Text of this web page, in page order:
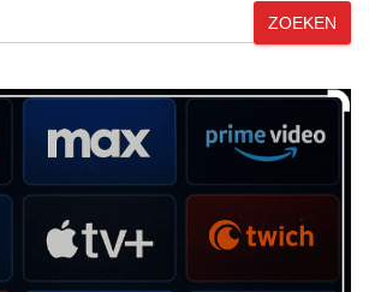
ZOEKEN